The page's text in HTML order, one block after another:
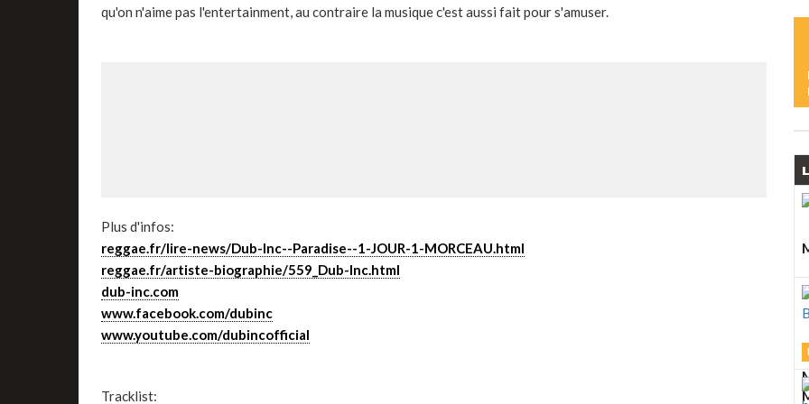
qu'on n'aime pas l'entertainment, au contraire la musique c'est aussi fait pour s'amuser.
Plus d'infos:
reggae.fr/lire-news/Dub-Inc--Paradise--1-JOUR-1-MORCEAU.html
reggae.fr/artiste-biographie/559_Dub-Inc.html
dub-inc.com
www.facebook.com/dubinc
www.youtube.com/dubincofficial
Tracklist: